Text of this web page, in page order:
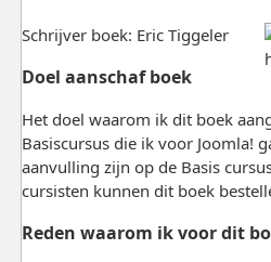
Schrijver boek: Eric Tiggeler
Doel aanschaf boek
Het doel waarom ik dit boek
Basiscursus die ik voor Joomla!
aanvulling zijn op de Basis
cursisten kunnen dit boek
Reden waarom ik voor dit